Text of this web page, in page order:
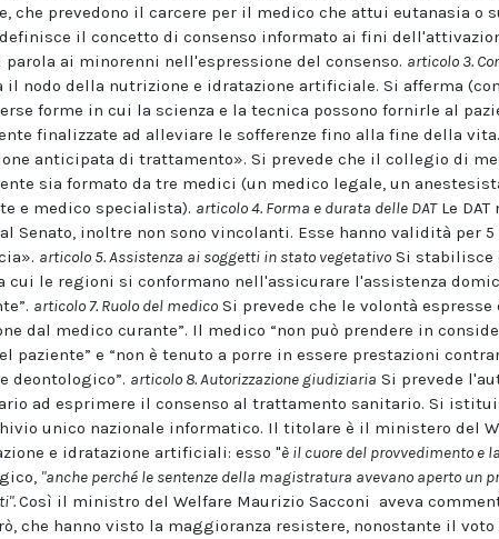
che prevedono il carcere per il medico che attui eutanasia o
il concetto di consenso informato ai fini
ai minorenni nell'espressione del consenso. articolo 3.
nodo della nutrizione e idratazione artificiale. Si afferma
forme in cui la scienza e la tecnica possono fornirle al
finalizzate ad alleviare le sofferenze fino alla fine della
anticipata di trattamento». Si prevede che il collegio di
sia formato da tre medici (un medico legale, un
e medico specialista). articolo 4. Forma e durata delle DATLe
Senato, inoltre non sono vincolanti. Esse hanno validità per
articolo 5. Assistenza ai soggetti in stato vegetativoSi stabilisce
cui le regioni si conformano nell'assicurare l'assistenza
articolo 7. Ruolo del medicoSi prevede che le volontà espresse
dal medico curante”. Il medico “non può prendere in
paziente” e “non è tenuto a porre in essere prestazioni
deontologico”. articolo 8. Autorizzazione giudiziaria Si prevede
ad esprimere il consenso al trattamento sanitario. Si
unico nazionale informatico. Il titolare è il ministero del
e idratazione artificiali: esso "è il cuore del provvedimento e
"anche perché le sentenze della magistratura avevano aperto un
Così il ministro del Welfare Maurizio Sacconi aveva
che hanno visto la maggioranza resistere, nonostante il